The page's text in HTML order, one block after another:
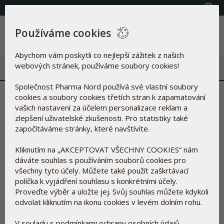
(+420) 800 100 622
Menu
Phytocaps
Rostlinné kapsle nové generace
Používáme cookies
Abychom vám poskytli co nejlepší zážitek z našich
webových stránek, používáme soubory cookies!
Společnost Pharma Nord používá své vlastní soubory
cookies a soubory cookies třetích stran k zapamatování
vašich nastavení za účelem personalizace reklam a
zlepšení uživatelské zkušenosti. Pro statistiky také
započítáváme stránky, které navštívíte.
Kliknutím na „AKCEPTOVAT VŠECHNY COOKIES“ nám
dáváte souhlas s používáním souborů cookies pro
všechny tyto účely. Můžete také použít zaškrtávací
políčka k vyjádření souhlasu s konkrétními účely.
Proveďte výběr a uložte jej. Svůj souhlas můžete kdykoli
odvolat kliknutím na ikonu cookies v levém dolním rohu.